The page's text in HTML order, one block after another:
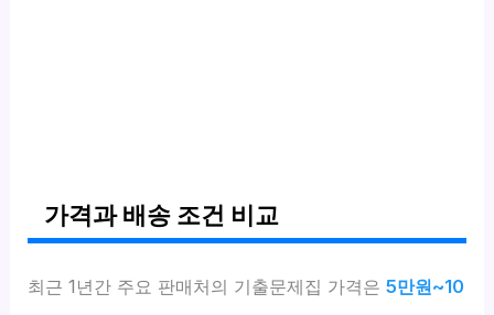
가격과 배송 조건 비교
최근 1년간 주요 판매처의 기출문제집 가격은5만원~10